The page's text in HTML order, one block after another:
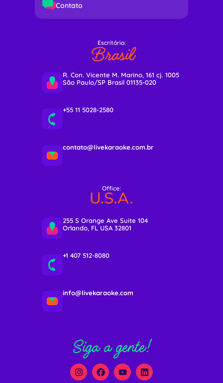
Contato
Escritório:
Brasil
R. Con. Vicente M. Marino, 161 cj. 1005
São Paulo/SP Brasil 01135-020
+55 11 5028-2580
contato@livekaraoke.com.br
Office:
U.S.A.
255 S Orange Ave Suite 104
Orlando, FL USA 32801
+1 407 512-8080
info@livekaraoke.com
Siga a gente!